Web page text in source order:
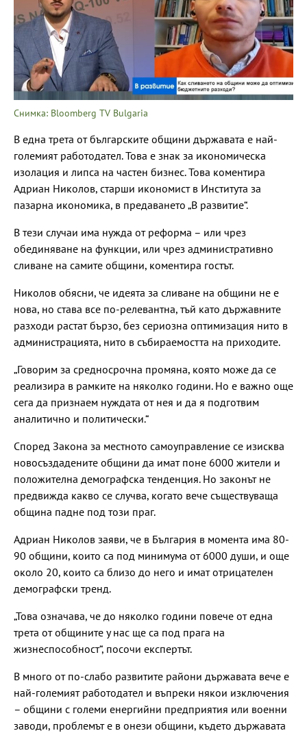
Снимка: Bloomberg TV Bulgaria
В една трета от българските общини държавата е най-
големият работодател. Това е знак за икономическа
изолация и липса на частен бизнес. Това коментира
Адриан Николов, старши икономист в Института за
пазарна икономика, в предаването „В развитие“.
В тези случаи има нужда от реформа – или чрез
обединяване на функции, или чрез административно
сливане на самите общини, коментира гостът.
Николов обясни, че идеята за сливане на общини не е
нова, но става все по-релевантна, тъй като държавните
разходи растат бързо, без сериозна оптимизация нито в
администрацията, нито в събираемостта на приходите.
„Говорим за средносрочна промяна, която може да се
реализира в рамките на няколко години. Но е важно още
сега да признаем нуждата от нея и да я подготвим
аналитично и политически.“
Според Закона за местното самоуправление се изисква
новосъздадените общини да имат поне 6000 жители и
положителна демографска тенденция. Но законът не
предвижда какво се случва, когато вече съществуваща
община падне под този праг.
Адриан Николов заяви, че в България в момента има 80-
90 общини, които са под минимума от 6000 души, и още
около 20, които са близо до него и имат отрицателен
демографски тренд.
„Това означава, че до няколко години повече от една
трета от общините у нас ще са под прага на
жизнеспособност“, посочи експертът.
В много от по-слабо развитите райони държавата вече е
най-големият работодател и въпреки някои изключения
– общини с големи енергийни предприятия или военни
заводи, проблемът е в онези общини, където държавата